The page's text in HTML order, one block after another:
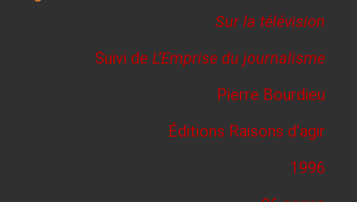
Sur la télévision
Suivi de L’Emprise du journalisme
Pierre Bourdieu
Éditions Raisons d’agir
1996